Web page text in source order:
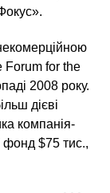
Forum for the
2008 року.
дієві
компанія-
фонд $75 тис.,